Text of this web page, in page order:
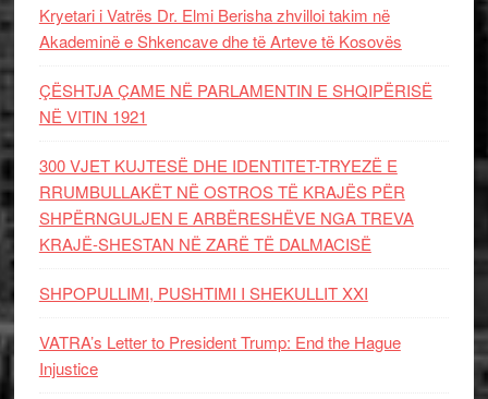
Kryetari i Vatrës Dr. Elmi Berisha zhvilloi takim në
Akademinë e Shkencave dhe të Arteve të Kosovës
ÇËSHTJA ÇAME NË PARLAMENTIN E SHQIPËRISË
NË VITIN 1921
300 VJET KUJTESË DHE IDENTITET-TRYEZË E
RRUMBULLAKËT NË OSTROS TË KRAJËS PËR
SHPËRNGULJEN E ARBËRESHËVE NGA TREVA
KRAJË-SHESTAN NË ZARË TË DALMACISË
SHPOPULLIMI, PUSHTIMI I SHEKULLIT XXI
VATRA’s Letter to President Trump: End the Hague
Injustice